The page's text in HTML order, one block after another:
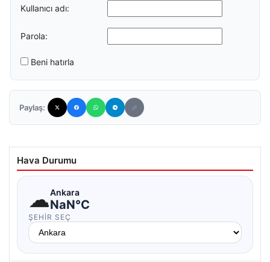
Kullanıcı adı:
Parola:
Beni hatırla
Paylaş:
Hava Durumu
☁Ankara
NaN°C
ŞEHIR SEÇ